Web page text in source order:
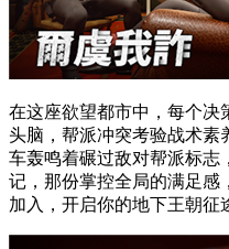
在这座欲望都市中，每个决
头脑，帮派冲突考验战术素
车轰鸣着碾过敌对帮派标志
记，那份掌控全局的满足感
加入，开启你的地下王朝征